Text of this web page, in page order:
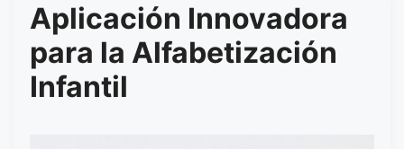
Aplicación Innovadora
para la Alfabetización
Infantil